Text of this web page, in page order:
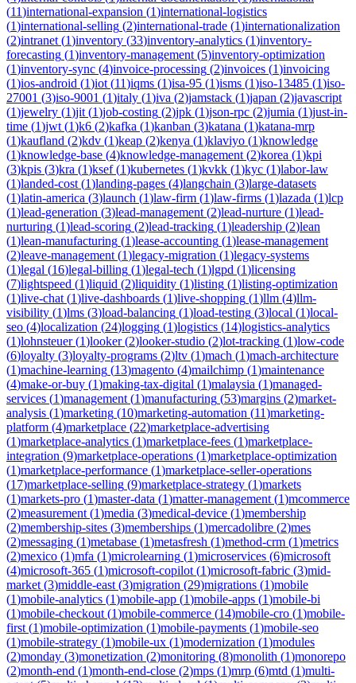
(11)international-expansion (1)international-logistics
(1)international-selling (2)international-trade (1)internationalization
(2)intranet (1)inventory (33)inventory-analytics (1)inventory-
forecasting (1)inventory-management (5)inventory-optimization
(1)inventory-sync (4)invoice-processing (2)invoices (1)invoicing
(1)ios-android (1)iot (11)iqms (1)isa-95 (1)isms (1)iso-13485 (1)iso-
27001 (3)iso-9001 (1)italy (1)iva (2)jamstack (1)japan (2)javascript
(1)jewelry (1)jit (1)job-costing (2)jpk (1)json-rpc (2)jumia (1)just-in-
time (1)jwt (1)k6 (2)kafka (1)kanban (3)katana (1)katana-mrp
(1)kaufland (2)kdv (1)keap (2)kenya (1)klaviyo (1)knowledge
(1)knowledge-base (4)knowledge-management (2)korea (1)kpi
(3)kpis (3)kra (1)ksef(1)kubernetes (1)kvkk (1)kyc (1)labor-law
(1)landed-cost (1)landing-pages (4)langchain (3)large-datasets
(1)latin-america (3)launch (1)law-firm (1)law-firms (1)lazada (1)lcp
(1)lead-generation (3)lead-management (2)lead-nurture (1)lead-
nurturing (1)lead-scoring (2)lead-tracking (1)leadership (2)lean
(1)lean-manufacturing (1)lease-accounting (1)lease-management
(2)leave-management (1)legacy-migration (1)legacy-systems
(1)legal (16)legal-billing (1)legal-tech (1)lgpd (1)licensing
(7)lightspeed (1)liquid (2)liquidity (1)listing (1)listing-optimization
(1)live-chat (1)live-dashboards (1)live-shopping (1)llm (4)llm-
visibility (1)lms (3)load-balancing (1)load-testing (3)local (1)local-
seo (4)localization (24)logging (1)logistics (14)logistics-analytics
(1)lohnsteuer(1)looker(2)looker-studio (2)lot-tracking (1)low-code
(6)loyalty (3)loyalty-programs (2)ltv (1)mach (1)mach-architecture
(1)machine-learning (13)magento (4)mailchimp (1)maintenance
(4)make-or-buy (1)making-tax-digital (1)malaysia (1)managed-
services (1)management (1)manufacturing (53)margins (2)market-
analysis (1)marketing (10)marketing-automation (11)marketing-
platform (4)marketplace (22)marketplace-advertising
(1)marketplace-analytics (1)marketplace-fees (1)marketplace-
integration (9)marketplace-operations (1)marketplace-optimization
(1)marketplace-performance (1)marketplace-seller-operations
(17)marketplace-selling (9)marketplace-strategy (1)markets
(1)markets-pro (1)master-data (1)matter-management (1)mcommerce
(2)measurement (1)media (3)medical-device (1)membership
(2)membership-sites (3)memberships (1)mercadolibre (2)mes
(2)messaging (1)metabase (1)metasfresh (1)method-crm (1)metrics
(2)mexico (1)mfa (1)microlearning (1)microservices (6)microsoft
(4)microsoft-365 (1)microsoft-copilot (1)microsoft-fabric (3)mid-
market (3)middle-east (3)migration (29)migrations (1)mobile
(1)mobile-analytics (1)mobile-app (1)mobile-apps (1)mobile-bi
(1)mobile-checkout (1)mobile-commerce (14)mobile-cro (1)mobile-
first (1)mobile-optimization (1)mobile-payments (1)mobile-seo
(1)mobile-strategy (1)mobile-ux (1)modernization (1)modules
(2)monday (3)monetization (2)monitoring (8)monolith (1)monorepo
(2)month-end (1)month-end-close (2)mps (1)mrp (6)mtd (1)multi-